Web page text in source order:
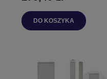
DO KOSZYKA